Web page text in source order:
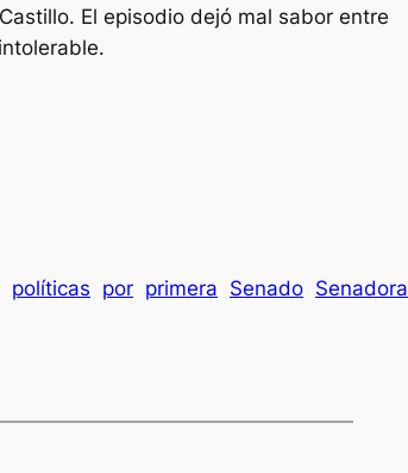
El episodio dejó mal sabor entre
políticas por primera Senado Senadora